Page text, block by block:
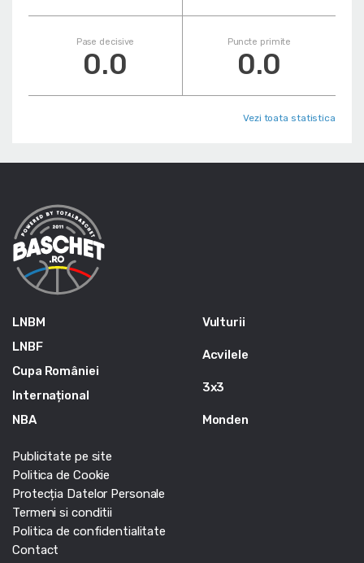
Pase decisive
0.0
Puncte primite
0.0
Vezi toata statistica
LNBM
LNBF
Cupa României
Internațional
NBA
Vulturii
Acvilele
3x3
Monden
Publicitate pe site
Politica de Cookie
Protecția Datelor Personale
Termeni si conditii
Politica de confidentialitate
Contact